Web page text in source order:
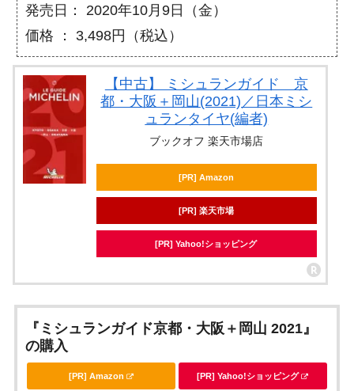
発売日： 2020年10月9日（金）
価格 ： 3,498円（税込）
【中古】 ミシュランガイド 京
都・大阪＋岡山(2021)／日本ミシ
ュランタイヤ(編者)
ブックオフ 楽天市場店
[PR] Amazon
[PR] 楽天市場
[PR] Yahoo!ショッピング
『ミシュランガイド京都・大阪＋岡山 2021』
の購入
[PR] Amazon [PR] Yahoo!ショッピング